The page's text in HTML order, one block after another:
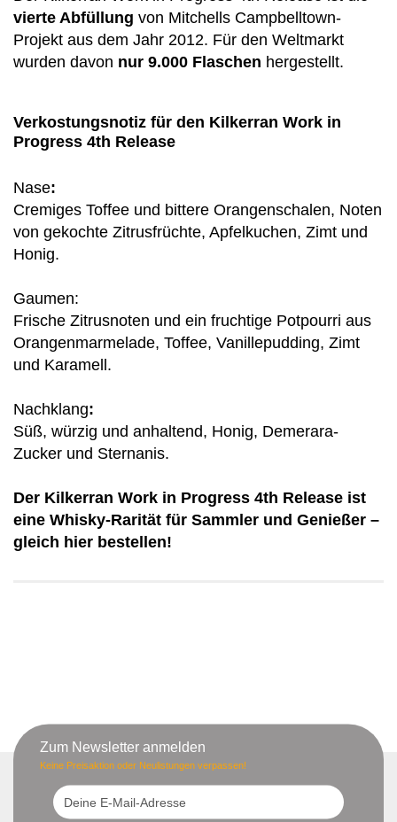
vierte Abfüllung von Mitchells Campbelltown-
Projekt aus dem Jahr 2012. Für den Weltmarkt
wurden davon nur 9.000 Flaschen hergestellt.
Verkostungsnotiz für den Kilkerran Work in
Progress 4th Release
Nase:
Cremiges Toffee und bittere Orangenschalen, Noten
von gekochte Zitrusfrüchte, Apfelkuchen, Zimt und
Honig.
Gaumen:
Frische Zitrusnoten und ein fruchtige Potpourri aus
Orangenmarmelade, Toffee, Vanillepudding, Zimt
und Karamell.
Nachklang:
Süß, würzig und anhaltend, Honig, Demerara-
Zucker und Sternanis.
Der Kilkerran Work in Progress 4th Release ist
eine Whisky-Rarität für Sammler und Genießer –
gleich hier bestellen!
Zum Newsletter anmelden
Keine Preisaktion oder Neulistungen verpassen!